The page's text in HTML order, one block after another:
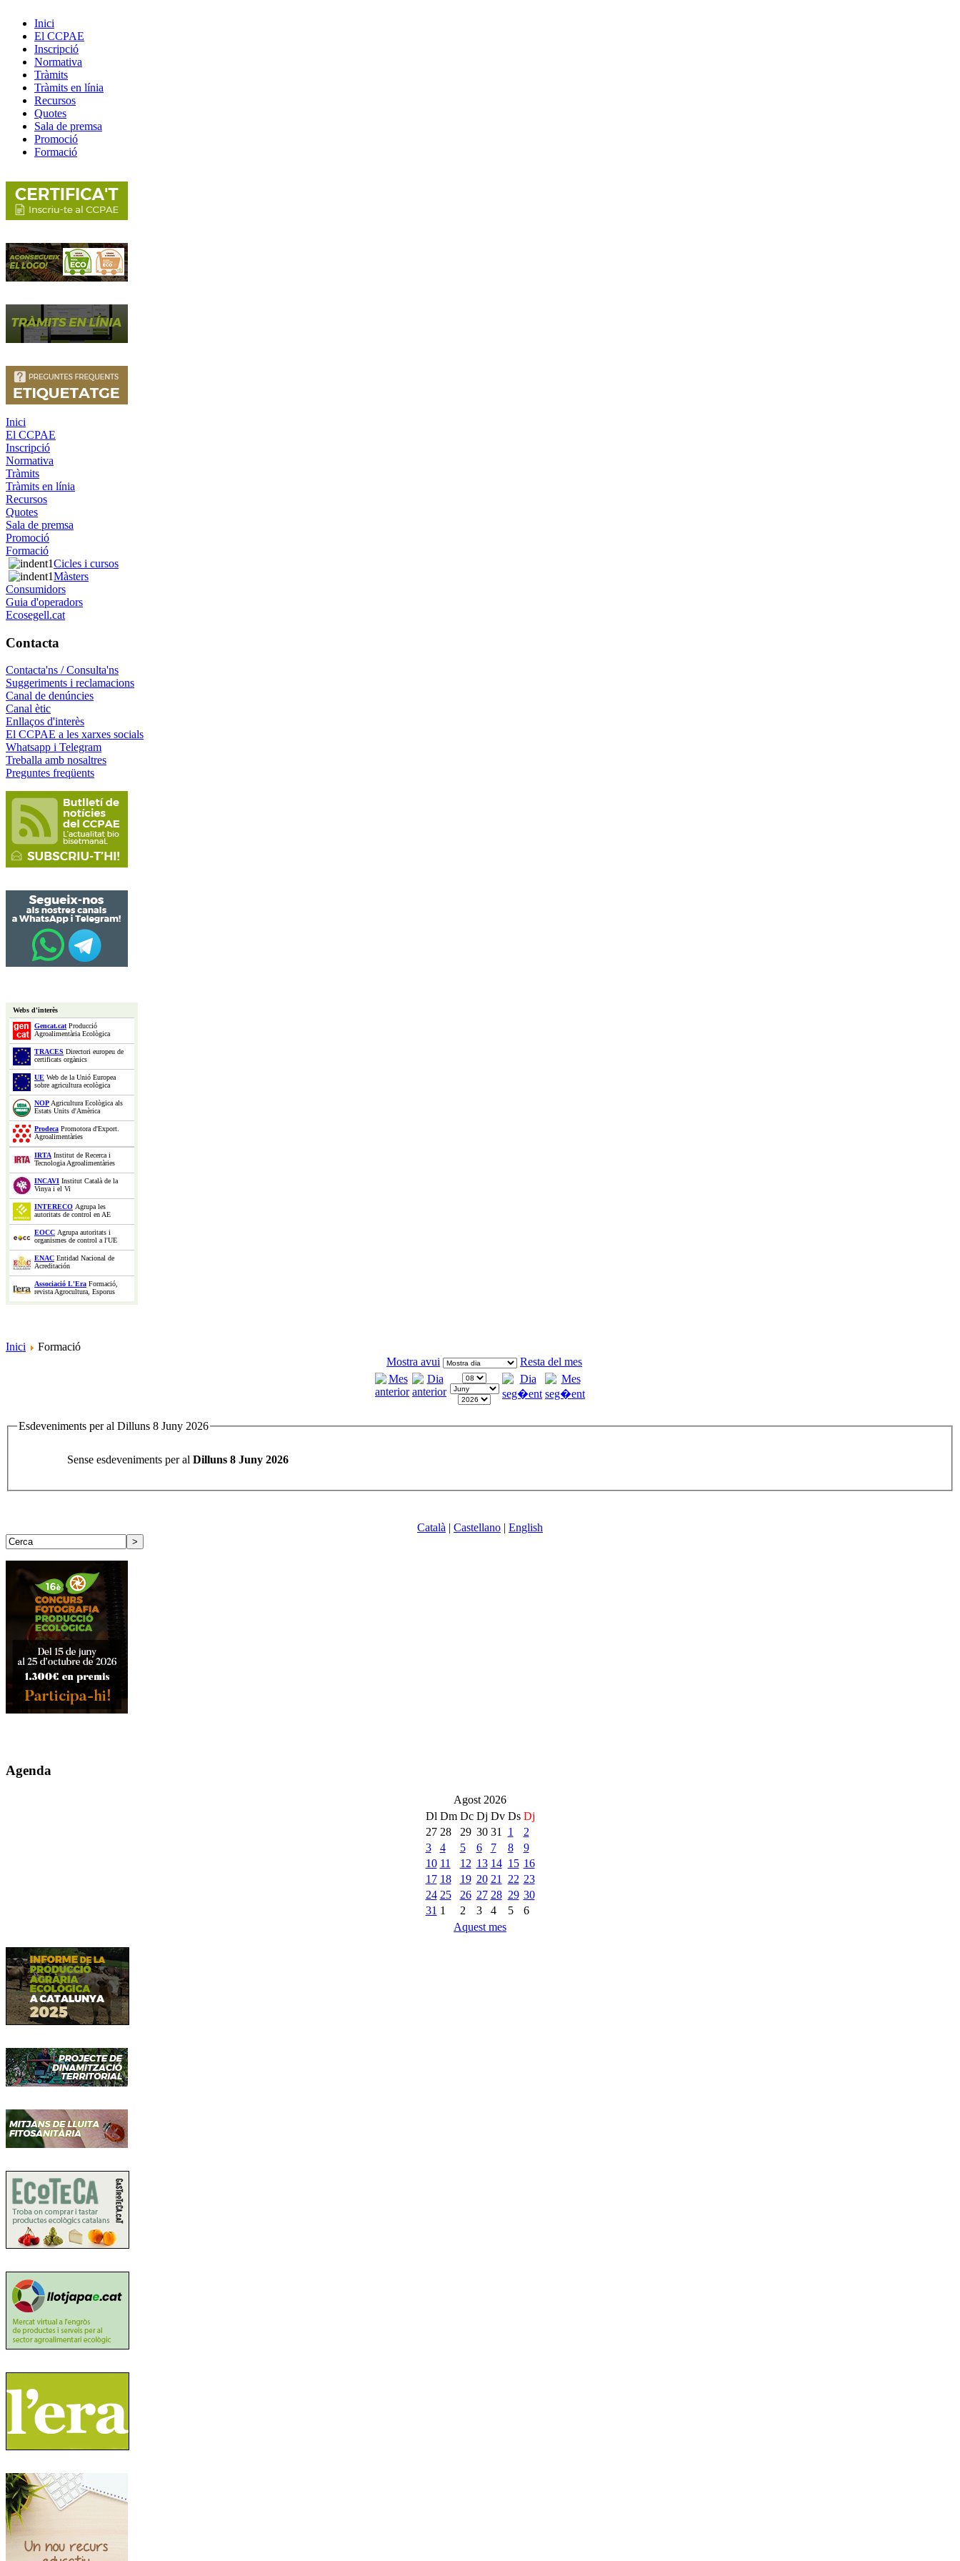
Inici
El CCPAE
Inscripció
Normativa
Tràmits
Tràmits en línia
Recursos
Quotes
Sala de premsa
Promoció
Formació
Inici
El CCPAE
Inscripció
Normativa
Tràmits
Tràmits en línia
Recursos
Quotes
Sala de premsa
Promoció
Formació
Cicles i cursos
Màsters
Consumidors
Guia d'operadors
Ecosegell.cat
Contacta
Contacta'ns / Consulta'ns
Suggeriments i reclamacions
Canal de denúncies
Canal ètic
Enllaços d'interès
El CCPAE a les xarxes socials
Whatsapp i Telegram
Treballa amb nosaltres
Preguntes freqüents
Webs d'interès
Gencat.catProducció
Agroalimentària Ecològica
TRACES Directori europeu de
certificats orgànics
UE Web de la Unió Europea
sobre agricultura ecològica
NOPAgricultura Ecològica als
Estats Units d'Amèrica
Prodeca Promotora d'Export.
Agroalimentàries
IRTA Institut de Recerca i
Tecnologia Agroalimentàries
INCAVI Institut Català de la
Vinya i el Vi
INTERECO Agrupa les
autoritats de control en AE
EOCC Agrupa autoritats i
organismes de control a l'UE
ENAC Entidad Nacional de
Acreditación
Associació L'Era Formació,
revista Agrocultura, Esporus
Inici
Formació
Mostra avui
Resta del mes
Esdeveniments per al Dilluns 8 Juny 2026
Sense esdeveniments per al Dilluns 8 Juny 2026
Català | Castellano | English
Agenda
Agost 2026
Dl Dm Dc Dj Dv Ds Dj
27 28 29 30 31 1
2
3
4 5 6 7 8
9
10 11 12 13 14 15 16
17 18 19 20 21 22 23
24 25 26 27 28 29 30
31 1 2 3 4 5
6
Aquest mes